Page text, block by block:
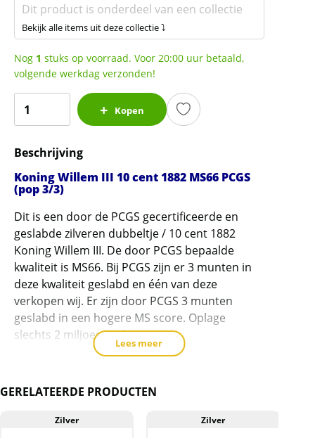
Dit product is onderdeel van een collectie
Bekijk alle items uit deze collectie ⤵
Nog 1 stuks op voorraad. Voor 20:00 uur betaald,
volgende werkdag verzonden!
Willlem
10
cent
1882
MS66
gecertificeerd
(pop
3/3)
aantal
Kopen
Beschrijving
Koning Willem III 10 cent 1882 MS66 PCGS
(pop 3/3)
Dit is een door de PCGS gecertificeerde en
geslabde zilveren dubbeltje / 10 cent 1882
Koning Willem III. De door PCGS bepaalde
kwaliteit is MS66. Bij PCGS zijn er 3 munten in
deze kwaliteit geslabd en één van deze
verkopen wij. Er zijn door PCGS 3 munten
geslabd in een hogere MS score. Oplage
slechts 2 miljoen stuks!
vaker munten in MS65 en hoger.
Het certificaat
Lees meer
GERELATEERDE PRODUCTEN
Zilver Zilver